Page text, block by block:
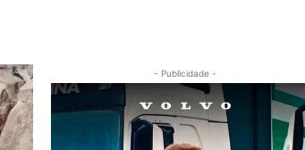
- Publicidade -